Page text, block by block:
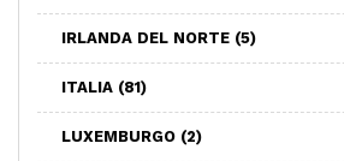
IRLANDA DEL NORTE (5)
ITALIA (81)
LUXEMBURGO (2)